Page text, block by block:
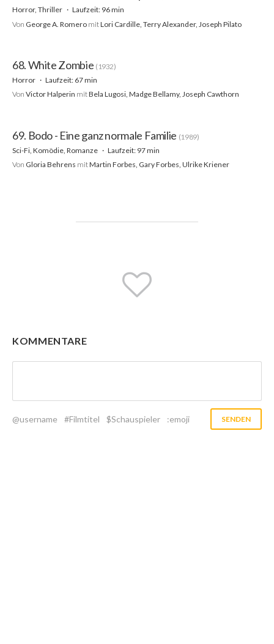
Horror, Thriller
Laufzeit: 96 min
Von George A. Romero mitLori Cardille, Terry Alexander, Joseph Pilato
68. White Zombie (1932)
Horror
Laufzeit: 67 min
Von Victor Halperin mitBela Lugosi, Madge Bellamy, Joseph Cawthorn
69. Bodo - Eine ganz normale Familie (1989)
Sci-Fi, Komödie, Romanze
Laufzeit: 97 min
Von Gloria Behrens mitMartin Forbes, Gary Forbes, Ulrike Kriener
KOMMENTARE
@username #Filmtitel $Schauspieler :emoji